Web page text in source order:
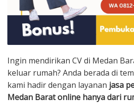
Ingin mendirikan CV di Medan
keluar rumah? Anda berada di
kami hadir dengan layanan jasa
Medan Barat online hanya dari